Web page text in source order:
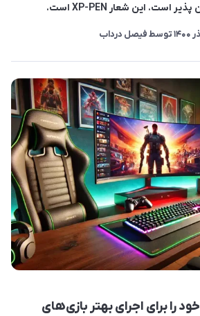
توسطفیصل درداب
با این برنامه‌ها PC خود را برای اجرای بهتر بازی‌های